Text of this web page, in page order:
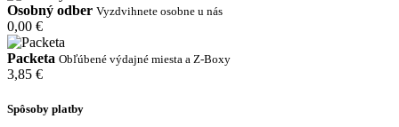
Osobný odber Vyzdvihnete osobne u nás
0,00 €
Packeta Obľúbené výdajné miesta a Z-Boxy
3,85 €
Spôsoby platby